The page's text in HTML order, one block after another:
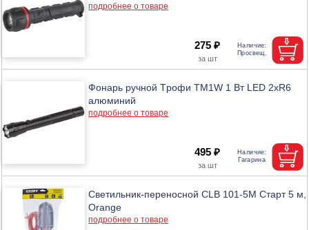
подробнее о товаре
275 ₽
Фонарь ручной Tрофи TM1W 1 Вт LED 2хR6
алюминий
подробнее о товаре
495 ₽
Светильник-переносной CLB 101-5M Старт 5 м,
Orange
подробнее о товаре